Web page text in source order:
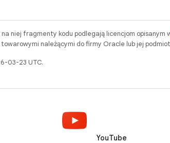
niej fragmenty kodu podlegają licencjom opisanym
należącymi do firmy Oracle lub jej
03-23 UTC.
YouTube